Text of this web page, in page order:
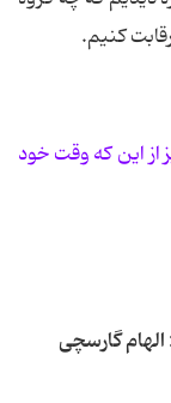
کنیم.
از این که وقت خود
گارسچی